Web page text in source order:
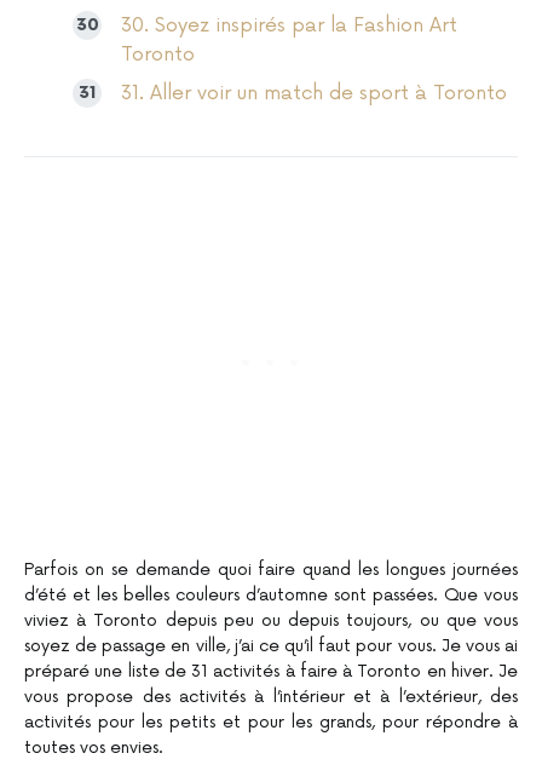
30. Soyez inspirés par la Fashion Art
Toronto
31. Aller voir un match de sport à Toronto
Parfois on se demande quoi faire quand les longues journées
d’été et les belles couleurs d’automne sont passées. Que vous
viviez à Toronto depuis peu ou depuis toujours, ou que vous
soyez de passage en ville, j’ai ce qu’il faut pour vous. Je vous ai
préparé une liste de 31 activités à faire à Toronto en hiver. Je
vous propose des activités à l’intérieur et à l’extérieur, des
activités pour les petits et pour les grands, pour répondre à
toutes vos envies.